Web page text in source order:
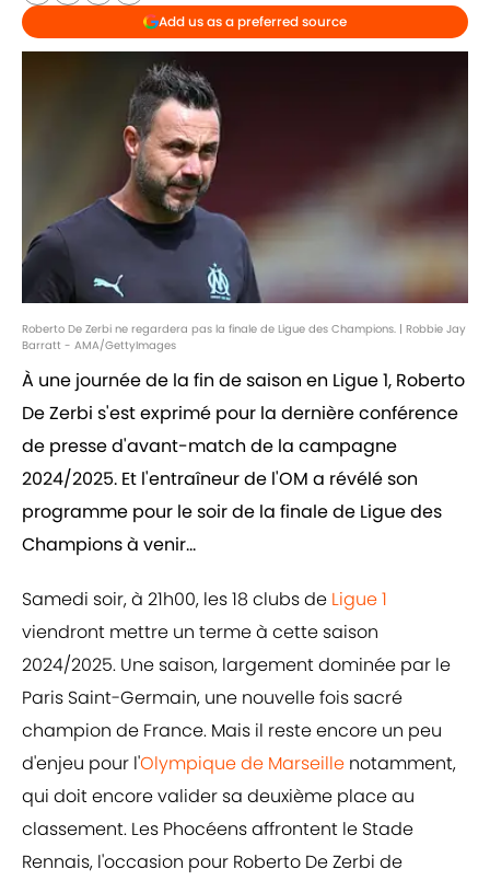
Add us as a preferred source
Roberto De Zerbi ne regardera pas la finale de Ligue des Champions. | Robbie Jay
Barratt - AMA/GettyImages
À une journée de la fin de saison en Ligue 1, Roberto
De Zerbi s'est exprimé pour la dernière conférence
de presse d'avant-match de la campagne
2024/2025. Et l'entraîneur de l'OM a révélé son
programme pour le soir de la finale de Ligue des
Champions à venir...
Samedi soir, à 21h00, les 18 clubs de Ligue 1
viendront mettre un terme à cette saison
2024/2025. Une saison, largement dominée par le
Paris Saint-Germain, une nouvelle fois sacré
champion de France. Mais il reste encore un peu
d'enjeu pour l'Olympique de Marseille notamment,
qui doit encore valider sa deuxième place au
classement. Les Phocéens affrontent le Stade
Rennais, l'occasion pour Roberto De Zerbi de